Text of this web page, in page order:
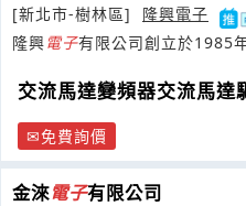
[新北市-樹林區]
隆興電子
隆興電子有限公司創立於1985
交流馬達變頻器交流馬達
免費詢價
金淶電子有限公司